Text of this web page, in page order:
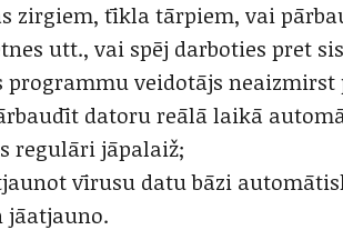
zirgiem, tīkla tārpiem, vai
utt., vai spēj darboties pret
programmu veidotājs neaizmirst
datoru reālā laikā
regulāri jāpalaiž;
vīrusu datu bāzi
jāatjauno.